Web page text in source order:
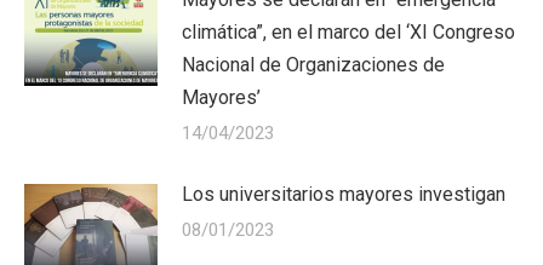
climática”, en el marco del ‘XI Congreso
Nacional de Organizaciones de
Mayores’
14/04/2023
Los universitarios mayores investigan
08/01/2023